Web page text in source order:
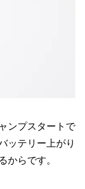
ンプスタートで
ッテリー上がり
からです。